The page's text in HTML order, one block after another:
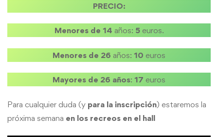
PRECIO:
Menores de 14 años: 5 euros.
Menores de 26 años: 10 euros
Mayores de 26 años: 17 euros
Para cualquier duda (y para la inscripción) estaremos la
próxima semana en los recreos en el hall